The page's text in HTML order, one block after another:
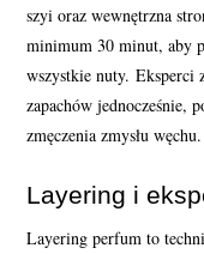
szyi oraz wewnętrzna
minimum 30 minut, aby
wszystkie nuty. Eksperci
zapachów jednocześnie,
zmęczenia zmysłu węchu.
Layering i
Layering perfum to